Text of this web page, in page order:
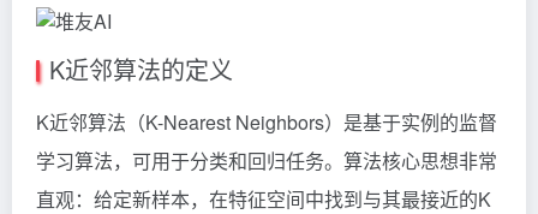
K近邻算法的定义
K近邻算法（K-Nearest Neighbors）是基于实例的监督
学习算法，可用于分类和回归任务。算法核心思想非常
直观：给定新样本，在特征空间中找到与其最接近的K